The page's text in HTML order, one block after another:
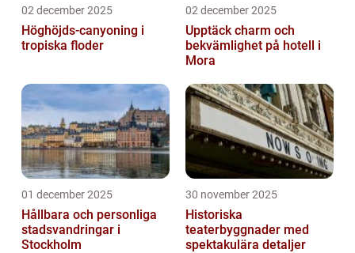
02 december 2025
Höghöjds-canyoning i
tropiska floder
02 december 2025
Upptäck charm och
bekvämlighet på hotell i
Mora
01 december 2025
Hållbara och personliga
stadsvandringar i
Stockholm
30 november 2025
Historiska
teaterbyggnader med
spektakulära detaljer